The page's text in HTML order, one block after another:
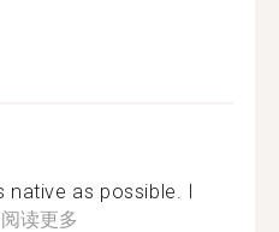
native as possible. I
阅读更多